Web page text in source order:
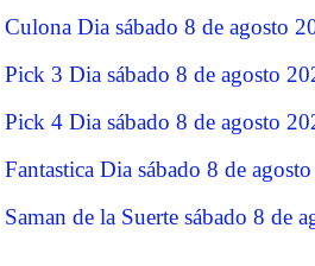
Culona Dia sábado 8 de agosto
Pick 3 Dia sábado 8 de agosto
Pick 4 Dia sábado 8 de agosto
Fantastica Dia sábado 8 de
Saman de la Suerte sábado 8 de